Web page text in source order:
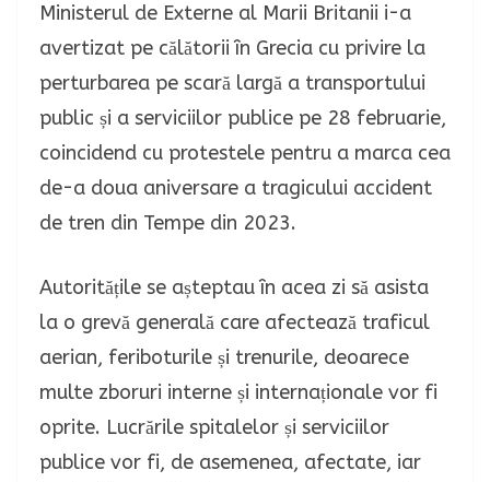
Ministerul de Externe al Marii Britanii i-a
avertizat pe călătorii în Grecia cu privire la
perturbarea pe scară largă a transportului
public și a serviciilor publice pe 28 februarie,
coincidend cu protestele pentru a marca cea
de-a doua aniversare a tragicului accident
de tren din Tempe din 2023.
Autoritățile se așteptau în acea zi să asista
la o grevă generală care afectează traficul
aerian, feriboturile și trenurile, deoarece
multe zboruri interne și internaționale vor fi
oprite. Lucrările spitalelor și serviciilor
publice vor fi, de asemenea, afectate, iar